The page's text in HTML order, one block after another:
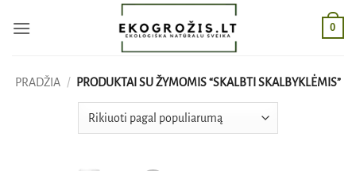
0
PRADŽIA / PRODUKTAI SU ŽYMOMIS “SKALBTI SKALBYKLĖMIS”